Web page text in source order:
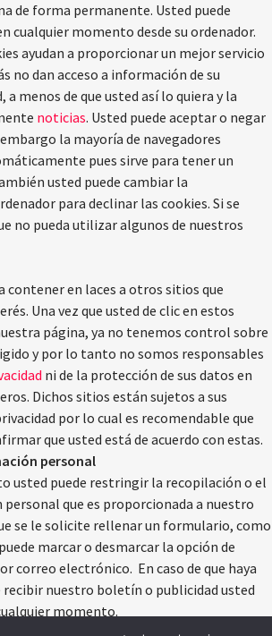
de forma permanente. Usted puede
cualquier momento desde su ordenador.
ayudan a proporcionar un mejor servicio
no dan acceso a información de su
a menos de que usted así lo quiera y la
noticias. Usted puede aceptar o negar
la mayoría de navegadores
pues sirve para tener un
usted puede cambiar la
para declinar las cookies. Si se
no pueda utilizar algunos de nuestros
contener en laces a otros sitios que
Una vez que usted de clic en estos
página, ya no tenemos control sobre
y por lo tanto no somos responsables
ni de la protección de sus datos en
Dichos sitios están sujetos a sus
por lo cual es recomendable que
que usted está de acuerdo con estas.
personal
usted puede restringir la recopilación o el
que es proporcionada a nuestro
se le solicite rellenar un formulario, como
marcar o desmarcar la opción de
correo electrónico. En caso de que haya
recibir nuestro boletín o publicidad usted
momento.
cederá ni distribuirá la información